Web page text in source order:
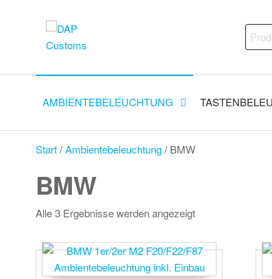
vieles mehr
nach:
AMBIENTEBELEUCHTUNG
Start/Ambientebeleuchtung/ BMW
BMW
Alle 3 Ergebnisse werden angezeigt